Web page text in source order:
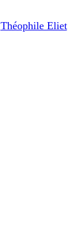
Théophile Eliet